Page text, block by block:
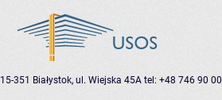
15-351 Białystok, ul. Wiejska 45A tel: +48 746 90 00